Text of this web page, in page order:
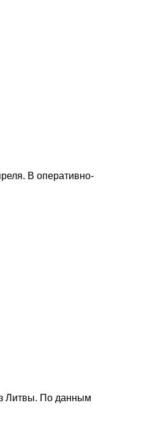
В оперативно-
Литвы. По данным